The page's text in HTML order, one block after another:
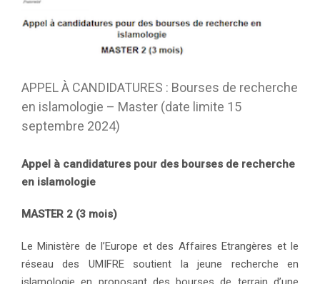
APPEL À CANDIDATURES : Bourses de recherche
en islamologie – Master (date limite 15
septembre 2024)
Appel à candidatures pour des bourses de recherche
en islamologie
MASTER 2 (3 mois)
Le Ministère de l’Europe et des Affaires Etrangères et le
réseau des UMIFRE soutient la jeune recherche en